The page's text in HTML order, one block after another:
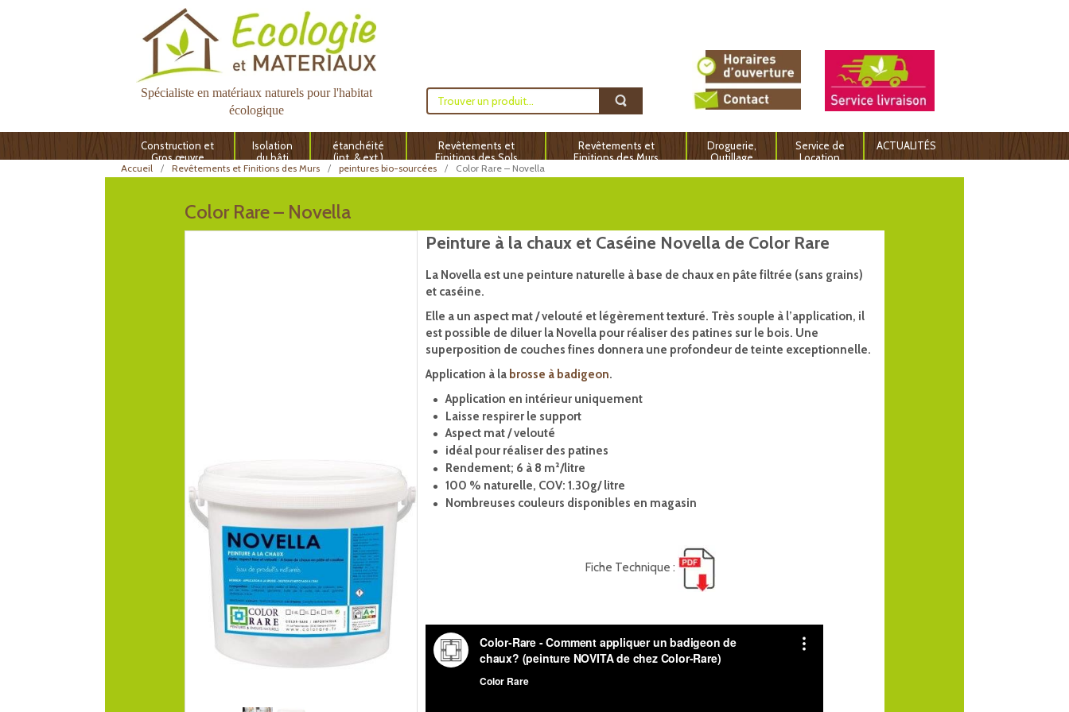
Spécialiste en matériaux naturels pour l'habitat
écologique
Construction et
Gros œuvre
Isolation
du bâti
étanchéité
(int. & ext.)
Revêtements et
Finitions des Sols
Revêtements et
Finitions des Murs
Droguerie,
Outillage
Service de
Location
ACTUALITÉS
Accueil Revêtements et Finitions des Murs peintures bio-sourcées Color Rare – Novella
Color Rare – Novella
Peinture à la chaux et Caséine Novella de Color Rare
La Novella est une peinture naturelle à base de chaux en pâte filtrée (sans grains)
et caséine.
Elle a un aspect mat / velouté et légèrement texturé. Très souple à l’application, il
est possible de diluer la Novella pour réaliser des patines sur le bois. Une
superposition de couches fines donnera une profondeur de teinte exceptionnelle.
Application à la brosse à badigeon.
Application en intérieur uniquement
Laisse respirer le support
Aspect mat / velouté
idéal pour réaliser des patines
Rendement; 6 à 8 m²/litre
100 % naturelle, COV: 1.30g/ litre
Nombreuses couleurs disponibles en magasin
Fiche Technique :